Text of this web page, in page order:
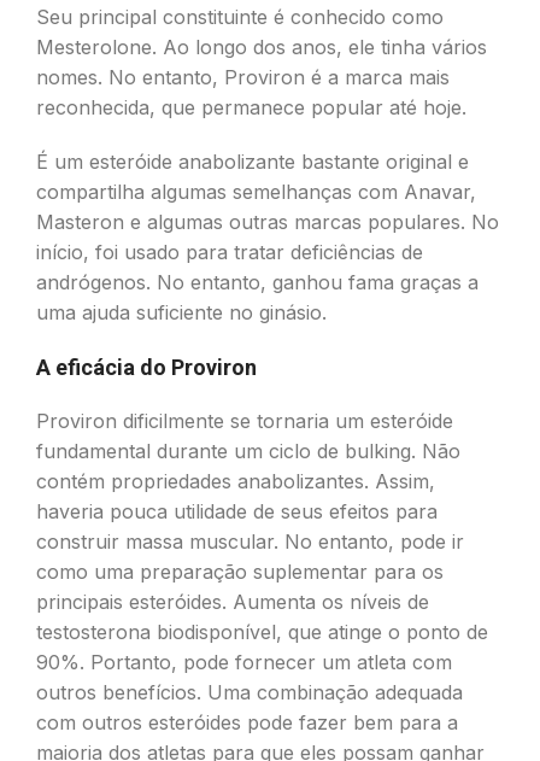
Seu principal constituinte é conhecido como
Mesterolone. Ao longo dos anos, ele tinha vários
nomes. No entanto, Proviron é a marca mais
reconhecida, que permanece popular até hoje.
É um esteróide anabolizante bastante original e
compartilha algumas semelhanças com Anavar,
Masteron e algumas outras marcas populares. No
início, foi usado para tratar deficiências de
andrógenos. No entanto, ganhou fama graças a
uma ajuda suficiente no ginásio.
A eficácia do Proviron
Proviron dificilmente se tornaria um esteróide
fundamental durante um ciclo de bulking. Não
contém propriedades anabolizantes. Assim,
haveria pouca utilidade de seus efeitos para
construir massa muscular. No entanto, pode ir
como uma preparação suplementar para os
principais esteróides. Aumenta os níveis de
testosterona biodisponível, que atinge o ponto de
90%. Portanto, pode fornecer um atleta com
outros benefícios. Uma combinação adequada
com outros esteróides pode fazer bem para a
maioria dos atletas para que eles possam ganhar